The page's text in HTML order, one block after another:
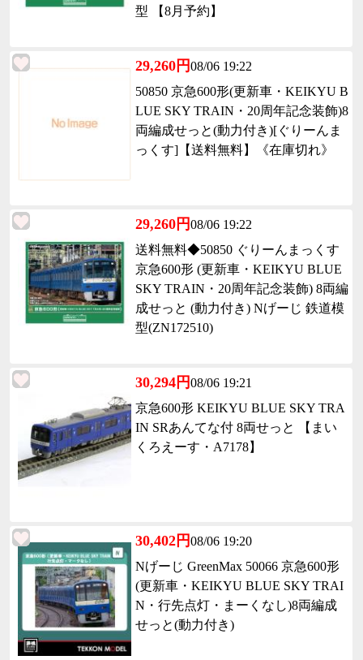
型 【8月予約】
29,260円08/06 19:22
50850 京急600形(更新車・KEIKYU B
LUE SKY TRAIN・20周年記念装飾)8
両編成せっと(動力付き)[ぐりーんま
っくす]【送料無料】《在庫切れ》
29,260円08/06 19:22
送料無料◆50850 ぐりーんまっくす
京急600形 (更新車・KEIKYU BLUE
SKY TRAIN・20周年記念装飾) 8両編
成せっと (動力付き) Nげーじ 鉄道模
型(ZN172510)
30,294円08/06 19:21
京急600形 KEIKYU BLUE SKY TRA
IN SRあんてな付 8両せっと 【まい
くろえーす・A7178】
30,402円08/06 19:20
Nげーじ GreenMax 50066 京急600形
(更新車・KEIKYU BLUE SKY TRAI
N・行先点灯・まーくなし)8両編成
せっと(動力付き)